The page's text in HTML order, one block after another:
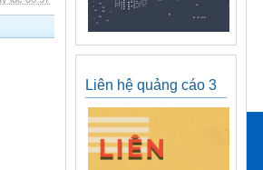
Liên hệ quảng cáo 3